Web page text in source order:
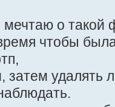
о такой
чтобы
затем удалять